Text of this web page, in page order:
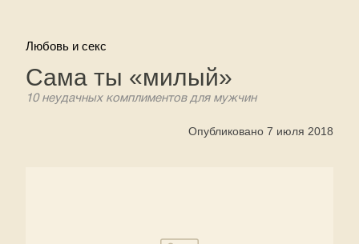
Любовь и секс
Сама ты «милый»
10 неудачных комплиментов для мужчин
Опубликовано 7 июля 2018